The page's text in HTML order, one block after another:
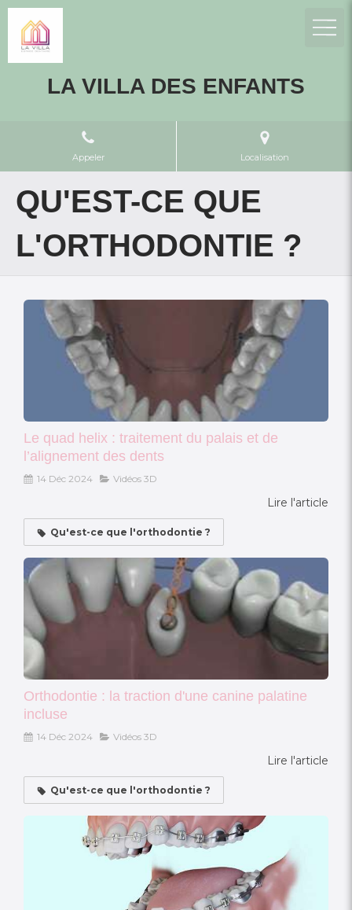
LA VILLA DES ENFANTS
Appeler Localisation
QU'EST-CE QUE
L'ORTHODONTIE ?
Le quad helix : traitement du palais et de
l’alignement des dents
14 Déc 2024 Vidéos 3D
Lire l'article
Qu'est-ce que l'orthodontie ?
Orthodontie : la traction d'une canine palatine
incluse
14 Déc 2024 Vidéos 3D
Lire l'article
Qu'est-ce que l'orthodontie ?